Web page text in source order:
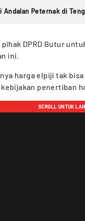
Andalan Peternak di
DPRD Butur
ini.
harga elpiji tak
penertiban